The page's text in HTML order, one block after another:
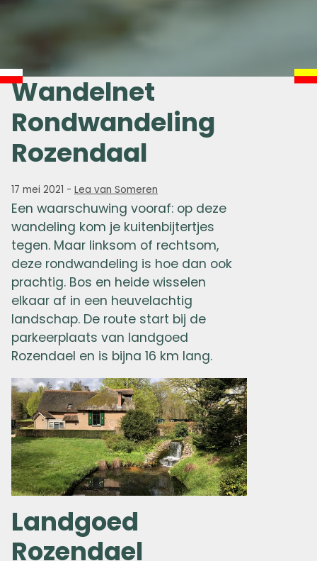
Wandelnet
Rondwandeling
Rozendaal
17 mei 2021 - Lea van Someren
Een waarschuwing vooraf: op deze
wandeling kom je kuitenbijtertjes
tegen. Maar linksom of rechtsom,
deze rondwandeling is hoe dan ook
prachtig. Bos en heide wisselen
elkaar af in een heuvelachtig
landschap. De route start bij de
parkeerplaats van landgoed
Rozendael en is bijna 16 km lang.
Landgoed
Rozendael